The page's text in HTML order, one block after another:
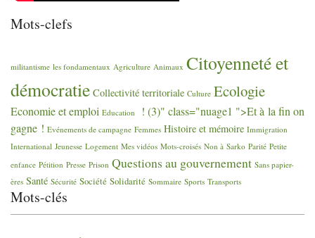
Mots-clefs
militantisme les fondamentaux Agriculture Animaux Citoyenneté et
démocratie Collectivité territoriale Culture Ecologie
Economie et emploi Education
! (3)" class="nuage1 ">Et à la fin on
gagne ! Evénements de campagne Femmes Histoire et mémoire Immigration
International Jeunesse Logement Mes vidéos Mots-croisés Non à Sarko Parité Petite
enfance Pétition Presse Prison Questions au gouvernement Sans papier-
ères Santé Sécurité Société Solidarité Sommaire Sports Transports
Mots-clés